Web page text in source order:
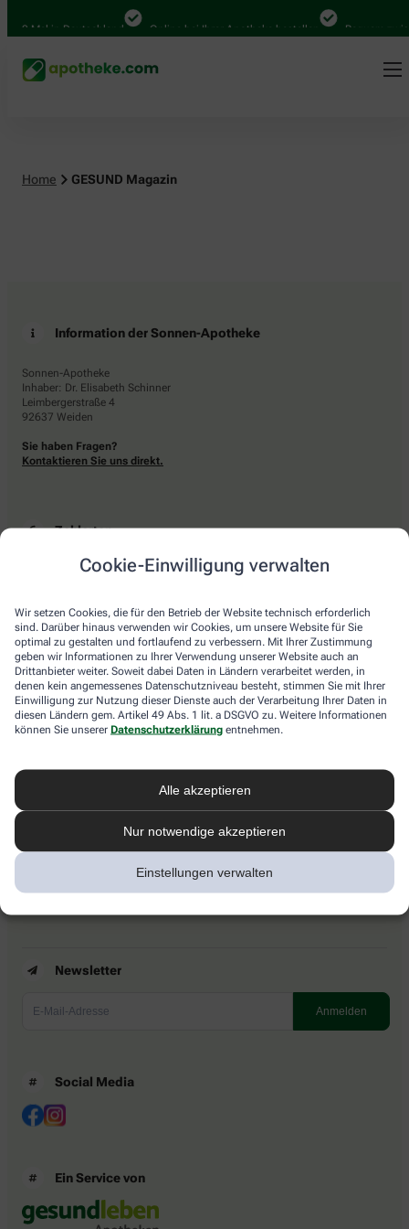
Cookie-Einwilligung verwalten
Wir setzen Cookies, die für den Betrieb der Website technisch erforderlich
sind. Darüber hinaus verwenden wir Cookies, um unsere Website für Sie
optimal zu gestalten und fortlaufend zu verbessern. Mit Ihrer Zustimmung
geben wir Informationen zu Ihrer Verwendung unserer Website auch an
Drittanbieter weiter. Soweit dabei Daten in Ländern verarbeitet werden, in
denen kein angemessenes Datenschutzniveau besteht, stimmen Sie mit Ihrer
Einwilligung zur Nutzung dieser Dienste auch der Verarbeitung Ihrer Daten in
diesen Ländern gem. Artikel 49 Abs. 1 lit. a DSGVO zu. Weitere Informationen
können Sie unserer Datenschutzerklärung entnehmen.
Alle akzeptieren
Nur notwendige akzeptieren
Einstellungen verwalten
Mal in Deutschland Online bei Ihrer Apotheke bestellen Bequem
Home GESUND Magazin
Information der Sonnen-Apotheke
Sonnen-Apotheke
Inhaber: Dr. Elisabeth Schinner
Leimbergerstraße 4
92637 Weiden
Sie haben Fragen?
Kontaktieren Sie uns direkt.
Zahlarten
Bar oder mit einer anderen akzeptierten Zahlungsart Ihrer Apotheke vor Ort.
Lieferarten
Abholung in der Apotheke
Botendienstlieferung
apotheke.com Informationen
Newsletter
Barrierefreiheitserklärung
Newsletter
Social Media
Ein Service von